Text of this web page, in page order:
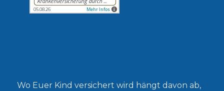
Wo Euer Kind versichert wird hängt davon ab,